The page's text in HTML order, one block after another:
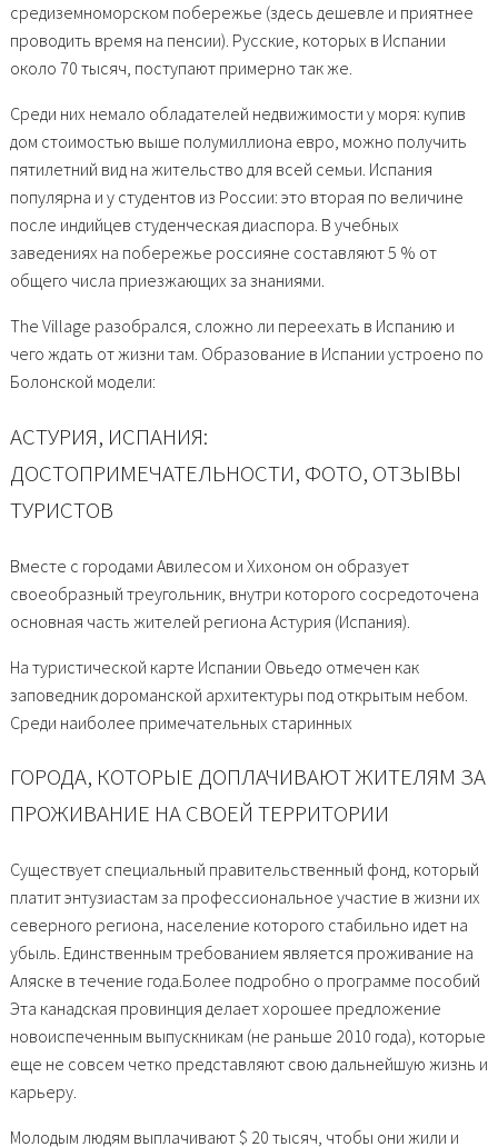
средиземноморском побережье (здесь дешевле и приятнее
проводить время на пенсии). Русские, которых в Испании
около 70 тысяч, поступают примерно так же.
Среди них немало обладателей недвижимости у моря: купив
дом стоимостью выше полумиллиона евро, можно получить
пятилетний вид на жительство для всей семьи. Испания
популярна и у студентов из России: это вторая по величине
после индийцев студенческая диаспора. В учебных
заведениях на побережье россияне составляют 5 % от
общего числа приезжающих за знаниями.
The Village разобрался, сложно ли переехать в Испанию и
чего ждать от жизни там. Образование в Испании устроено по
Болонской модели:
АСТУРИЯ, ИСПАНИЯ:
ДОСТОПРИМЕЧАТЕЛЬНОСТИ, ФОТО, ОТЗЫВЫ
ТУРИСТОВ
Вместе с городами Авилесом и Хихоном он образует
своеобразный треугольник, внутри которого сосредоточена
основная часть жителей региона Астурия (Испания).
На туристической карте Испании Овьедо отмечен как
заповедник дороманской архитектуры под открытым небом.
Среди наиболее примечательных старинных
ГОРОДА, КОТОРЫЕ ДОПЛАЧИВАЮТ ЖИТЕЛЯМ ЗА
ПРОЖИВАНИЕ НА СВОЕЙ ТЕРРИТОРИИ
Существует специальный правительственный фонд, который
платит энтузиастам за профессиональное участие в жизни их
северного региона, население которого стабильно идет на
убыль. Единственным требованием является проживание на
Аляске в течение года.Более подробно о программе пособий
Эта канадская провинция делает хорошее предложение
новоиспеченным выпускникам (не раньше 2010 года), которые
еще не совсем четко представляют свою дальнейшую жизнь и
карьеру.
Молодым людям выплачивают $ 20 тысяч, чтобы они жили и